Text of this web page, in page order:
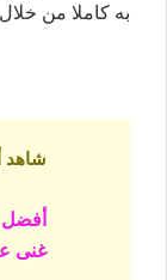
به كاملا من
شاهد
أفضل
غنى